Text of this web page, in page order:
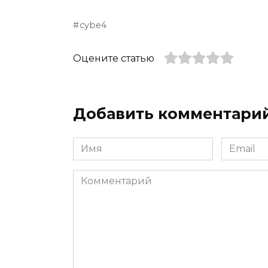
cybe4
Оцените статью
Добавить
Имя
*
Email
*
Комментарий